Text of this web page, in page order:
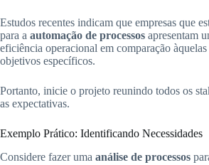
Estudos recentes indicam que empresas que
para a automação de processos apresentam
eficiência operacional em comparação
objetivos específicos.
Portanto, inicie o projeto reunindo todos os
as expectativas.
Exemplo Prático: Identificando Necessidades
Considere fazer uma análise de processos